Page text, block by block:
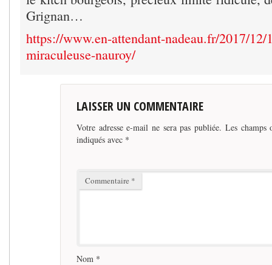
Grignan…
https://www.en-attendant-nadeau.fr/2017/12/
miraculeuse-nauroy/
LAISSER UN COMMENTAIRE
Votre adresse e-mail ne sera pas publiée. Les champs
indiqués avec *
Commentaire *
Nom *